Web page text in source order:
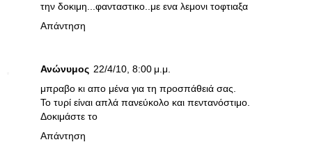
την δοκιμη...φανταστικο..με ενα λεμονι τοφτιαξα
Απάντηση
Ανώνυμος 22/4/10, 8:00 μ.μ.
μπραβο κι απο μένα για τη προσπάθειά σας.
Το τυρί είναι απλά πανεύκολο και πεντανόστιμο.
Δοκιμάστε το
Απάντηση